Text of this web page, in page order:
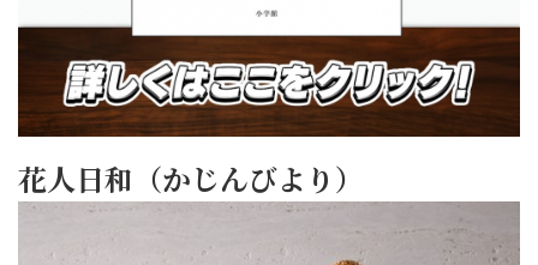
花人日和（かじんびより）